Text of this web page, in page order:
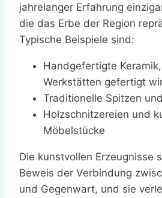
jahrelanger Erfahrung
die das Erbe der Region
Typische Beispiele sind:
Handgefertigte
Werkstätten gefertigt
Traditionelle Spitzen
Holzschnitzereien und
Möbelstücke
Die kunstvollen Erzeugnisse
Beweis der Verbindung
und Gegenwart, und sie